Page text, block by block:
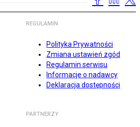
REGULAMIN
Polityka Prywatności
Zmiana ustawień zgód
Regulamin serwisu
Informacje o nadawcy
Deklaracja dostępności
PARTNERZY